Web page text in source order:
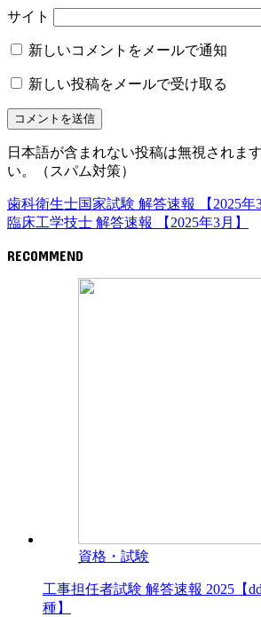
サイト
新しいコメントをメールで通知
新しい投稿をメールで受け取る
日本語が含まれない投稿は無視されま
い。（スパム対策）
歯科衛生士国家試験 解答速報 【2025年3
臨床工学技士 解答速報 【2025年3月】
RECOMMEND
資格・試験
工事担任者試験 解答速報 2025【
種】